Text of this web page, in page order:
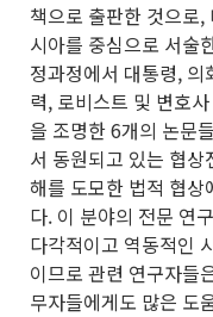
책으로 출판한 것으로
시아를 중심으로 서술
정과정에서 대통령,
력, 로비스트 및 변호
을 조명한 6개의 논문
서 동원되고 있는 협
해를 도모한 법적 협
다. 이 분야의 전문 연
다각적이고 역동적인
이므로 관련 연구자들
무자들에게도 많은 도